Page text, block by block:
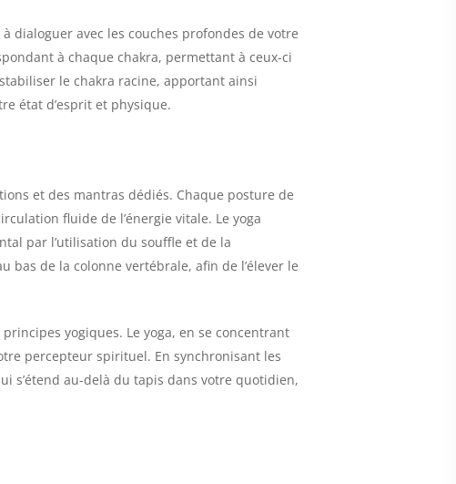
dialoguer avec les couches profondes de votre
à chaque chakra, permettant à ceux-ci
le chakra racine, apportant ainsi
état d’esprit et physique.
et des mantras dédiés. Chaque posture de
fluide de l’énergie vitale. Le yoga
par l’utilisation du souffle et de la
bas de la colonne vertébrale, afin de l’élever le
yogiques. Le yoga, en se concentrant
percepteur spirituel. En synchronisant les
s’étend au-delà du tapis dans votre quotidien,